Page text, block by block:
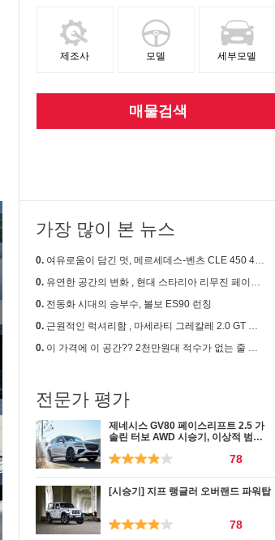
제조사 모델 세부모델
매물검색
가장 많이 본 뉴스
0. 여유로움이 담긴 멋, 메르세데스-벤츠 CLE 450 4matic 카브리올레 시승기
0. 유연한 공간의 변화 , 현대 스타리아 리무진 페이스리프트 신차리뷰
0. 전동화 시대의 승부수, 볼보 ES90 런칭
0. 근원적인 럭셔리함 , 마세라티 그레칼레 2.0 GT 시승기
0. 이 가격에 이 공간?? 2천만원대 적수가 없는 줄 알았는데... | 2세대 셀토스 1.6 가솔린 솔직 시승기
전문가 평가
제네시스 GV80 페이스리프트 2.5 가
솔린 터보 AWD 시승기, 이상적 범용
78
[시승기] 지프 랭글러 오버랜드 파워탑
78